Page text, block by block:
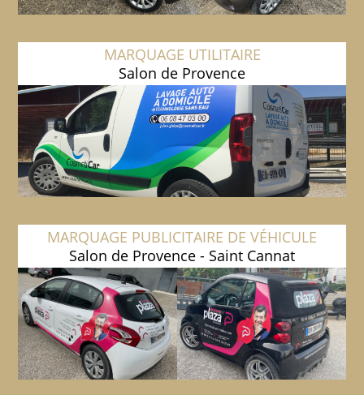
MARQUAGE UTILITAIRE
Salon de Provence
MARQUAGE PUBLICITAIRE DE VÉHICULE
Salon de Provence - Saint Cannat